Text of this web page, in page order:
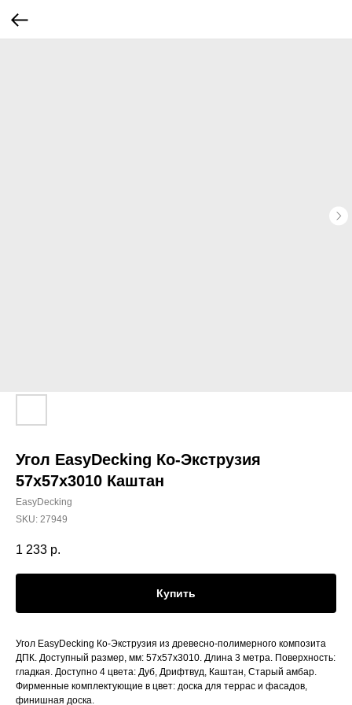
Угол EasyDecking Ко-Экструзия
57х57х3010 Каштан
EasyDecking
SKU: 27949
1 233 р.
Купить
Угол EasyDecking Ко-Экструзия из древесно-полимерного композита
ДПК. Доступный размер, мм: 57х57х3010. Длина 3 метра. Поверхность:
гладкая. Доступно 4 цвета: Дуб, Дрифтвуд, Каштан, Старый амбар.
Фирменные комплектующие в цвет: доска для террас и фасадов,
финишная доска.